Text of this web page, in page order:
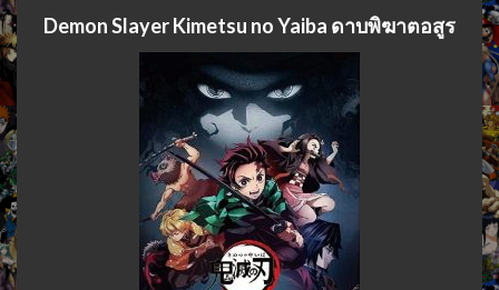
Demon Slayer Kimetsu no Yaiba ดาบพิฆาตอสูร